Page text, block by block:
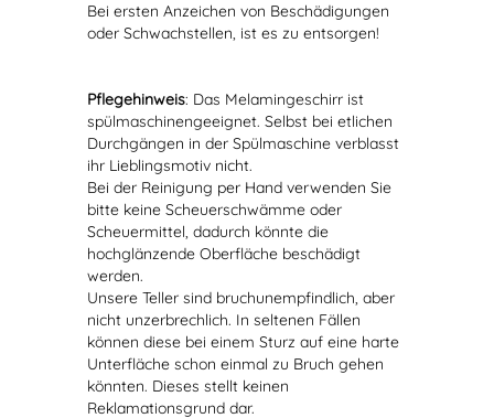
Bei ersten Anzeichen von Beschädigungen
oder Schwachstellen, ist es zu entsorgen!
Pflegehinweis: Das Melamingeschirr ist
spülmaschinengeeignet. Selbst bei etlichen
Durchgängen in der Spülmaschine verblasst
ihr Lieblingsmotiv nicht.
Bei der Reinigung per Hand verwenden Sie
bitte keine Scheuerschwämme oder
Scheuermittel, dadurch könnte die
hochglänzende Oberfläche beschädigt
werden.
Unsere Teller sind bruchunempfindlich, aber
nicht unzerbrechlich. In seltenen Fällen
können diese bei einem Sturz auf eine harte
Unterfläche schon einmal zu Bruch gehen
könnten. Dieses stellt keinen
Reklamationsgrund dar.